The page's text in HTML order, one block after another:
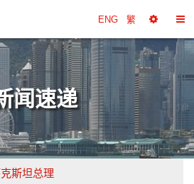
ENG 繁
择
工
具
换
录
闻速递
斯坦总理